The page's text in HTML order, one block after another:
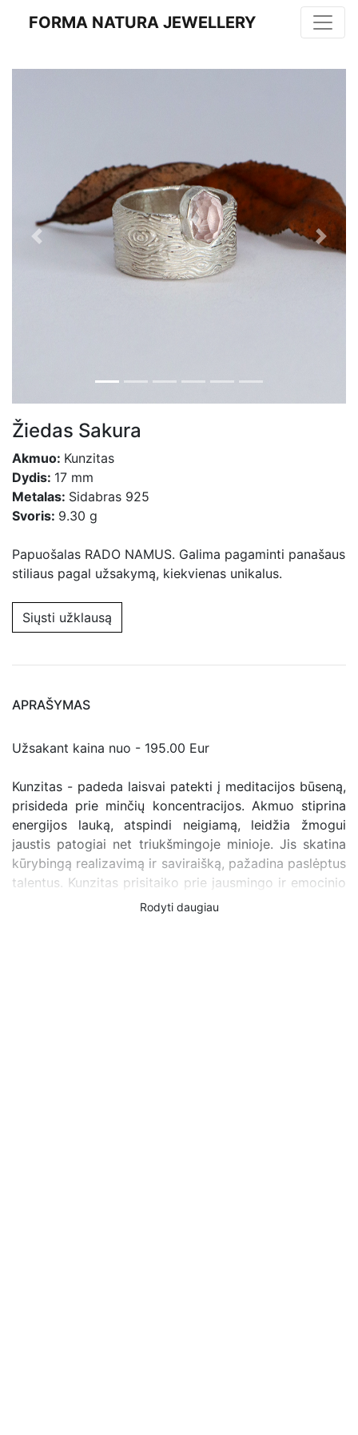
FORMA NATURA JEWELLERY
Previous Next
Žiedas Sakura
Akmuo: Kunzitas
Dydis: 17 mm
Metalas: Sidabras 925
Svoris: 9.30 g
Papuošalas RADO NAMUS. Galima pagaminti panašaus
stiliaus pagal užsakymą, kiekvienas unikalus.
Siųsti užklausą
APRAŠYMAS
Užsakant kaina nuo - 195.00 Eur
Kunzitas - padeda laisvai patekti į meditacijos būseną,
prisideda prie minčių koncentracijos. Akmuo stiprina
energijos lauką, atspindi neigiamą, leidžia žmogui
jaustis patogiai net triukšmingoje minioje. Jis skatina
kūrybingą realizavimą ir saviraišką, pažadina paslėptus
talentus. Kunzitas prisitaiko prie jausmingo ir emocinio
pasaulio suvokimo, kad jis taptų malonus ir patrauklus
Rodyti daugiau